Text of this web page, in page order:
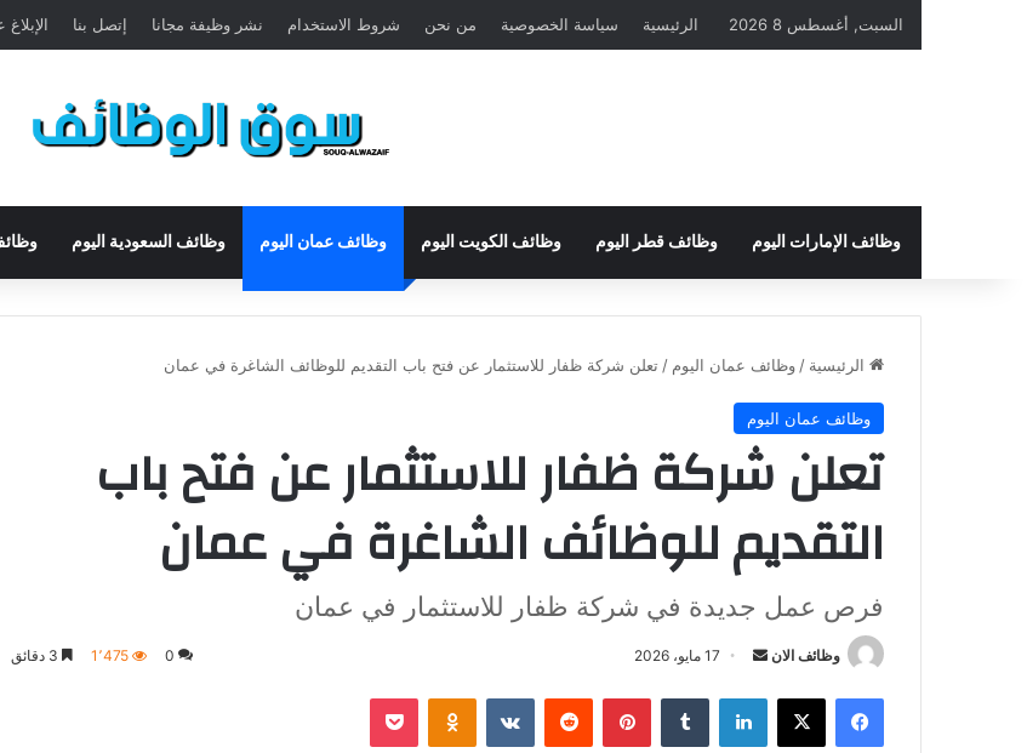
السبت, أغسطس 8 2026 الرئيسية سياسة الخصوصية من نحن شروط الاستخدام نشر وظيفة مجانا إتصل بنا
وظائف الإمارات اليوم وظائف قطر اليوم وظائف الكويت اليوم وظائف عمان اليوم وظائف السعودية اليوم
الرئيسية / وظائف عمان اليوم / تعلن شركة ظفار للاستثمار عن فتح باب التقديم للوظائف الشاغرة في عمان
وظائف عمان اليوم
تعلن شركة ظفار للاستثمار عن فتح باب
التقديم للوظائف الشاغرة في عمان
فرص عمل جديدة في شركة ظفار للاستثمار في عمان
وظائف الان
س
ل
17 مايو، 2026 0 1٬475
فيسبوك لينكدإن بينتيريست